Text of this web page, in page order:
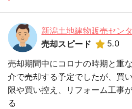
新潟土地建物販売セン
売却スピード
5.0
売却期間中にコロナの時期と重
介で売却する予定でしたが、買
限や買い控え、リフォーム工事
る